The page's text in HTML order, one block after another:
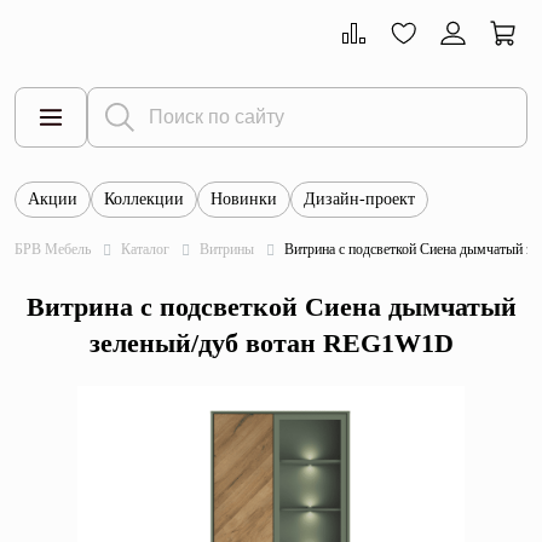
Все товары
Тумбы
Шкафы
Акции Коллекции Новинки Дизайн-проект
БРВ Мебель Каталог Витрины Витрина с подсветкой Сиена дымчатый
Витрина с подсветкой Сиена дымчатый
зеленый/дуб вотан REG1W1D